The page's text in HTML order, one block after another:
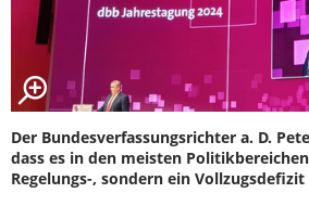
Der Bundesverfassungsrichter a. D.
dass es in den meisten
Regelungs-, sondern ein